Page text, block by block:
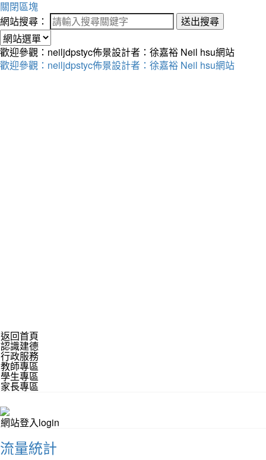
關閉區塊
網站搜尋：
送出搜尋
歡迎參觀：neiljdpstyc佈景設計者：徐嘉裕 Neil hsu網站
歡迎參觀：neiljdpstyc佈景設計者：徐嘉裕 Neil hsu網站
返回首頁
認識建德
行政服務
教師專區
學生專區
家長專區
網站登入login
流量統計